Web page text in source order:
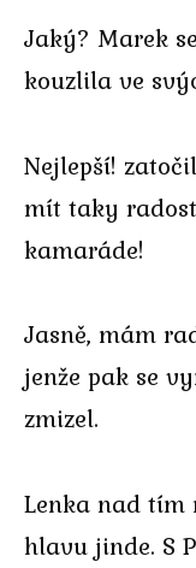
Jaký? Marek
kouzlila ve
Nejlepší!
mít taky
kamaráde!
Jasně, mám
jenže pak se
zmizel.
Lenka nad tím
hlavu jinde. S